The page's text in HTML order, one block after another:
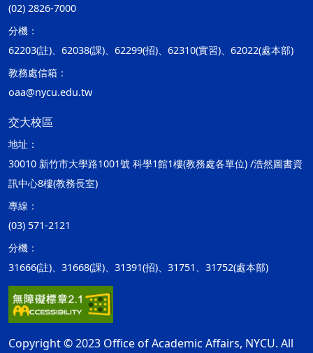
(02) 2826-7000
分機：
62203(註)、62038(課)、62299(招)、62310(實習)、62022(處本部)
教務處信箱：
oaa@nycu.edu.tw
交大校區
地址：
30010 新竹市大學路1001號 科學1館1樓(教務處各單位) /浩然圖書資
訊中心8樓(教務長室)
專線：
(03) 571-2121
分機：
31666(註)、31668(課)、31391(招)、31751、31752(處本部)
Copyright © 2023 Office of Academic Affairs, NYCU. All